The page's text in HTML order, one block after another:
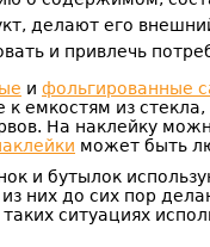
делают его
и привлечь
и фольгированные
к емкостям из
На наклейку
может быть
и бутылок
из них до сих пор
ситуациях